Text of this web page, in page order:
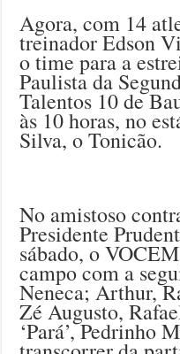
Agora, com 14
treinador Edson
o time para a
Paulista da
Talentos 10 de
às 10 horas, no
Silva, o Tonicão.
No amistoso
Presidente
sábado, o
campo com a
Neneca; Arthur,
Zé Augusto,
‘Pará’, Pedrinho